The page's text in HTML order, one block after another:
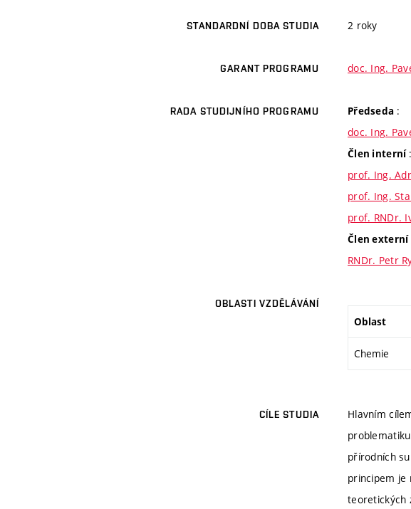
STANDARDNÍ DOBA STUDIA 2 roky
GARANT PROGRAMU doc. Ing.
RADA STUDIJNÍHO PROGRAMU Předseda :
doc. Ing.
Člen interní :
prof. Ing.
prof. Ing.
prof. RNDr.
Člen externí
RNDr. Petr
OBLASTI VZDĚLÁVÁNÍ
Oblast
Chemie
CÍLE STUDIA
Hlavním
přírodních
principem je
teoretických